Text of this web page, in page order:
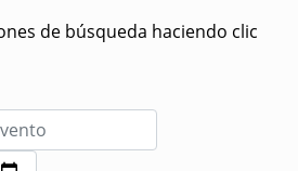
de búsqueda haciendo clic